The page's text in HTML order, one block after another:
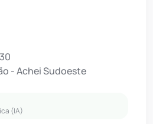
- Achei Sudoeste
(IA)